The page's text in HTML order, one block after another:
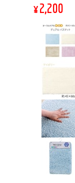
¥2,200